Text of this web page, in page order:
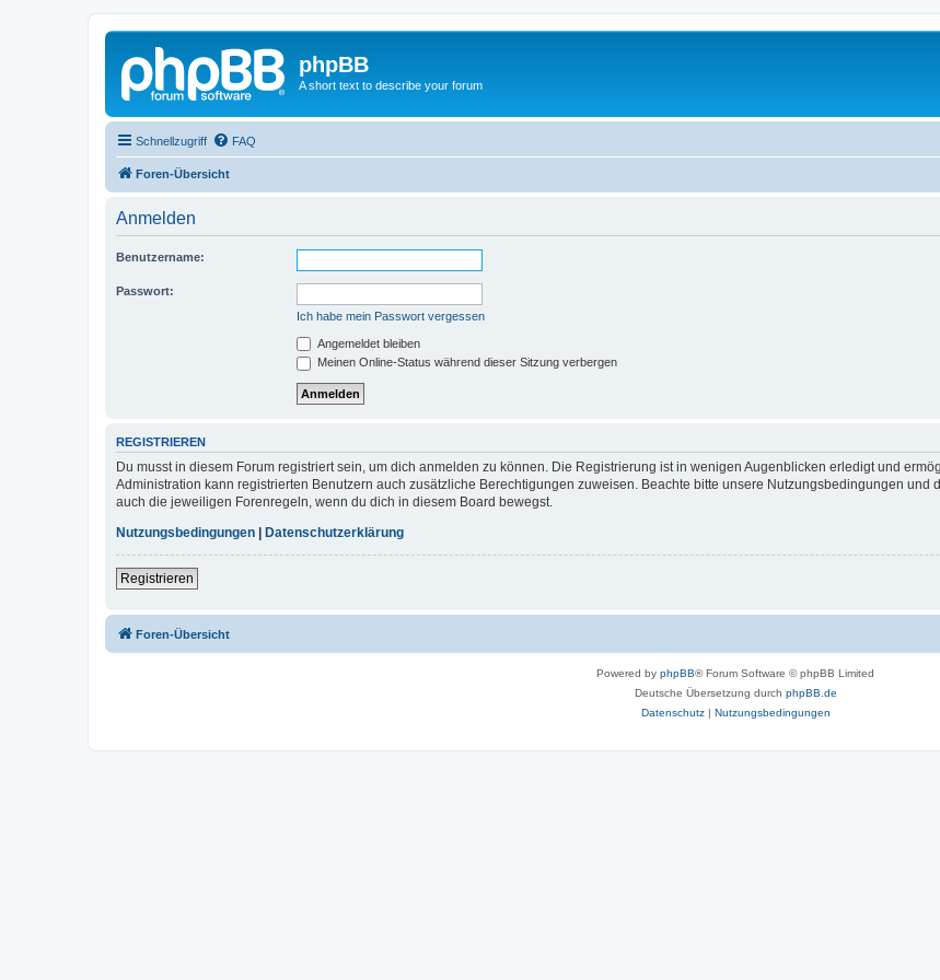
phpBB
A short text to describe your forum
Schnellzugriff FAQ
Foren-Übersicht
Anmelden
Benutzername:
Passwort:
Ich habe mein Passwort vergessen
Angemeldet bleiben
Meinen Online-Status während dieser Sitzung verbergen
REGISTRIEREN
Du musst in diesem Forum registriert sein, um dich anmelden zu können. Die Registrierung ist in wenigen Augenblicken erledigt und
Administration kann registrierten Benutzern auch zusätzliche Berechtigungen zuweisen. Beachte bitte unsere Nutzungsbedingungen
auch die jeweiligen Forenregeln, wenn du dich in diesem Board bewegst.
Nutzungsbedingungen
Datenschutzerklärung
Registrieren
Foren-Übersicht
Powered by phpBB® Forum Software © phpBB Limited
Deutsche Übersetzung durch phpBB.de
Datenschutz| Nutzungsbedingungen